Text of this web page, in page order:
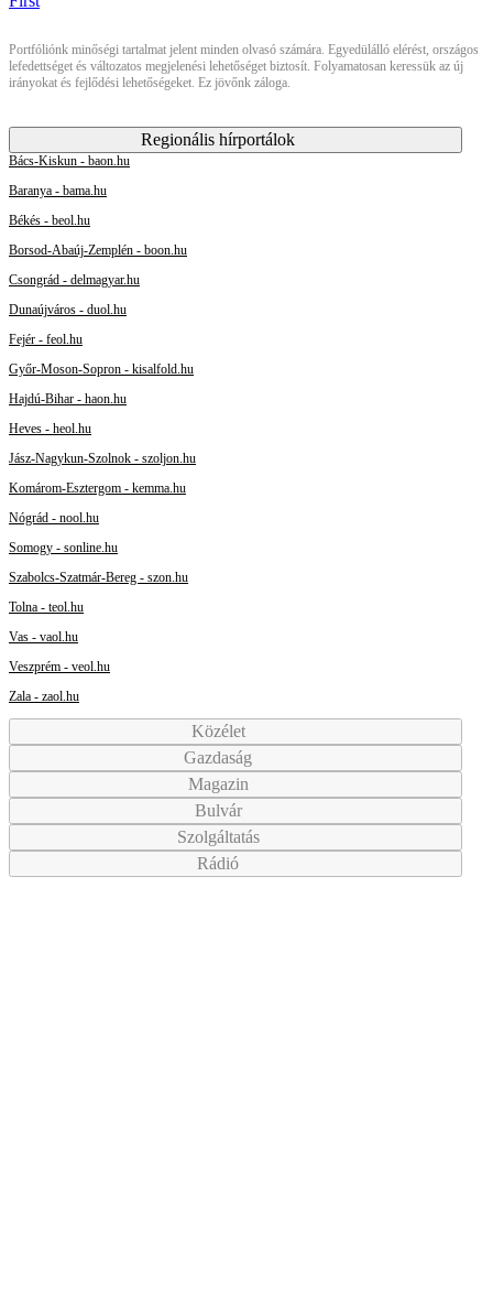
Portfóliónk minőségi tartalmat jelent minden olvasó számára. Egyedülálló elérést, országos
lefedettséget és változatos megjelenési lehetőséget biztosít. Folyamatosan keressük az új
irányokat és fejlődési lehetőségeket. Ez jövőnk záloga.
Regionális hírportálok
Bács-Kiskun - baon.hu
Baranya - bama.hu
Békés - beol.hu
Borsod-Abaúj-Zemplén - boon.hu
Csongrád - delmagyar.hu
Dunaújváros - duol.hu
Fejér - feol.hu
Győr-Moson-Sopron - kisalfold.hu
Hajdú-Bihar - haon.hu
Heves - heol.hu
Jász-Nagykun-Szolnok - szoljon.hu
Komárom-Esztergom - kemma.hu
Nógrád - nool.hu
Somogy - sonline.hu
Szabolcs-Szatmár-Bereg - szon.hu
Tolna - teol.hu
Vas - vaol.hu
Veszprém - veol.hu
Zala - zaol.hu
Közélet
Gazdaság
Magazin
Bulvár
Szolgáltatás
Rádió